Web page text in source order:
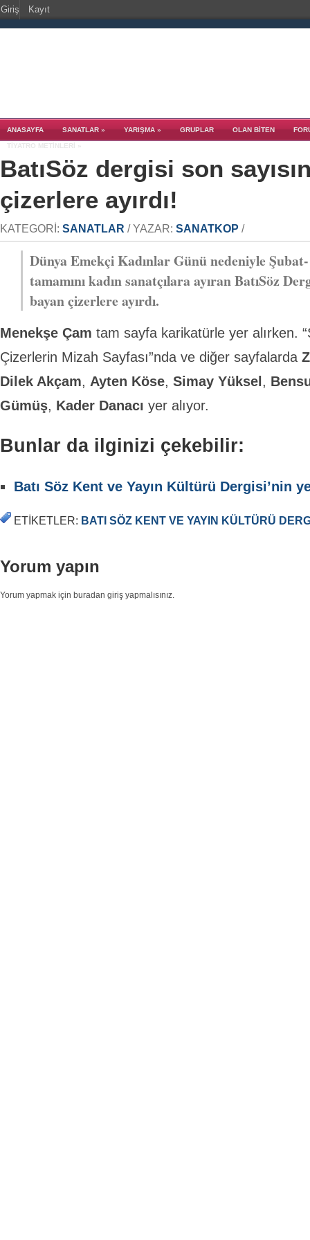
ANASAYFA SANATLAR» YARIŞMA» GRUPLAR OLAN BITEN
TIYATRO METINLERI »
BatıSöz dergisi son
çizerlere ayırdı!
KATEGORI: SANATLAR / YAZAR: SANATKOP /
Dünya Emekçi Kadınlar Günü nedeniyle Şubat-
tamamını kadın sanatçılara ayıran BatıSöz
bayan çizerlere ayırdı.
Menekşe Çam tam sayfa karikatürle yer alırken.
Çizerlerin Mizah Sayfası”nda ve diğer sayfalarda
Dilek Akçam, Ayten Köse, Simay Yüksel ,
Gümüş, Kader Danacı yer alıyor.
Bunlar da ilginizi çekebilir:
Batı Söz Kent ve Yayın Kültürü Dergisi’nin
ETIKETLER: BATI SÖZ KENT VE YAYIN KÜLTÜRÜ
Yorum yapın
Yorum yapmak için buradan giriş yapmalısınız.
Giriş Kayıt